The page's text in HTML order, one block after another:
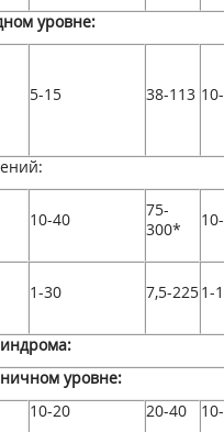
уровне:
5-15 38-113
10-40
75-
300*
1-30 7,5-2251-
уровне:
10-20 20-40